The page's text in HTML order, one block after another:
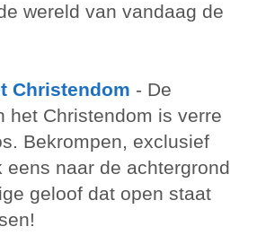
wereld van vandaag de
Christendom - De
het Christendom is verre
Bekrompen, exclusief
eens naar de achtergrond
geloof dat open staat